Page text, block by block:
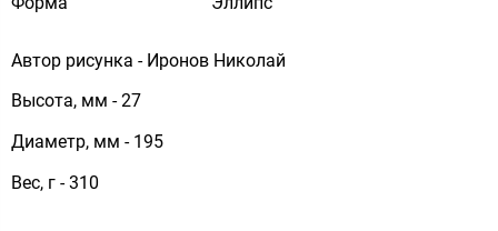
Автор рисунка - Иронов Николай
Высота, мм - 27
Диаметр, мм - 195
Вес, г - 310